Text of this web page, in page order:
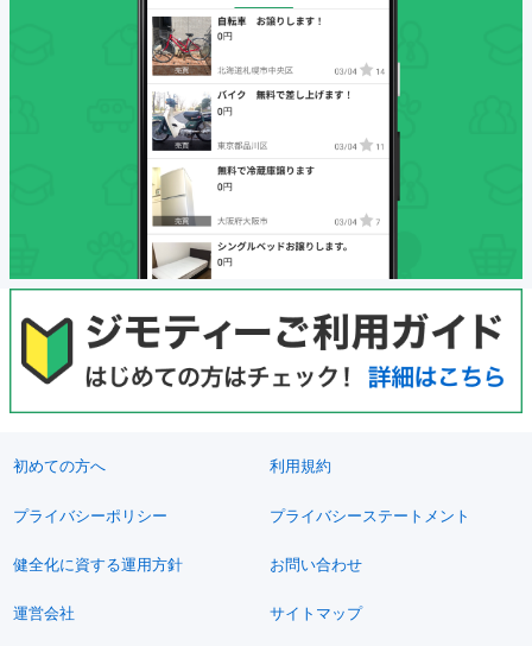
初めての方へ 利用規約
プライバシーポリシー プライバシーステートメント
健全化に資する運用方針 お問い合わせ
運営会社 サイトマップ